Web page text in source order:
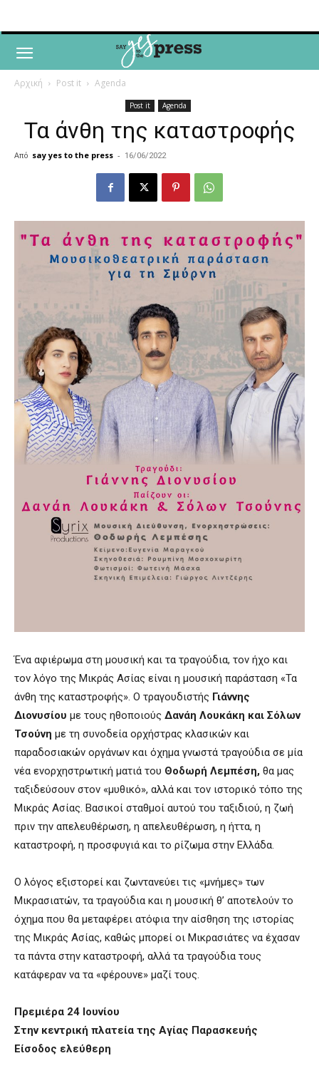
Αρχική Post it Agenda
Post it Agenda
Τα άνθη της καταστροφής
Από say yes to the press - 16/06/2022
Ένα αφιέρωμα στη μουσική και τα τραγούδια, τον ήχο και
τον λόγο της Μικράς Ασίας είναι η μουσική παράσταση «Τα
άνθη της καταστροφής». Ο τραγουδιστής Γιάννης
Διονυσίου με τους ηθοποιούς Δανάη Λουκάκη και Σόλων
Τσούνη με τη συνοδεία ορχήστρας κλασικών και
παραδοσιακών οργάνων και όχημα γνωστά τραγούδια σε μία
νέα ενορχηστρωτική ματιά του Θοδωρή Λεμπέση, θα μας
ταξιδεύσουν στον «μυθικό», αλλά και τον ιστορικό τόπο της
Μικράς Ασίας. Βασικοί σταθμοί αυτού του ταξιδιού, η ζωή
πριν την απελευθέρωση, η απελευθέρωση, η ήττα, η
καταστροφή, η προσφυγιά και το ρίζωμα στην Ελλάδα.
Ο λόγος εξιστορεί και ζωντανεύει τις «μνήμες» των
Μικρασιατών, τα τραγούδια και η μουσική θ’ αποτελούν το
όχημα που θα μεταφέρει ατόφια την αίσθηση της ιστορίας
της Μικράς Ασίας, καθώς μπορεί οι Μικρασιάτες να έχασαν
τα πάντα στην καταστροφή, αλλά τα τραγούδια τους
κατάφεραν να τα «φέρουνε» μαζί τους.
Πρεμιέρα 24 Ιουνίου
Στην κεντρική πλατεία της Αγίας Παρασκευής
Είσοδος ελεύθερη